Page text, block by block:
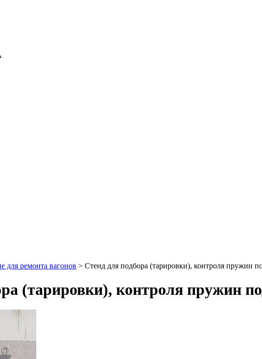
для ремонта вагонов > Стенд для подбора (тарировки), контроля пружин
(тарировки), контроля пружин